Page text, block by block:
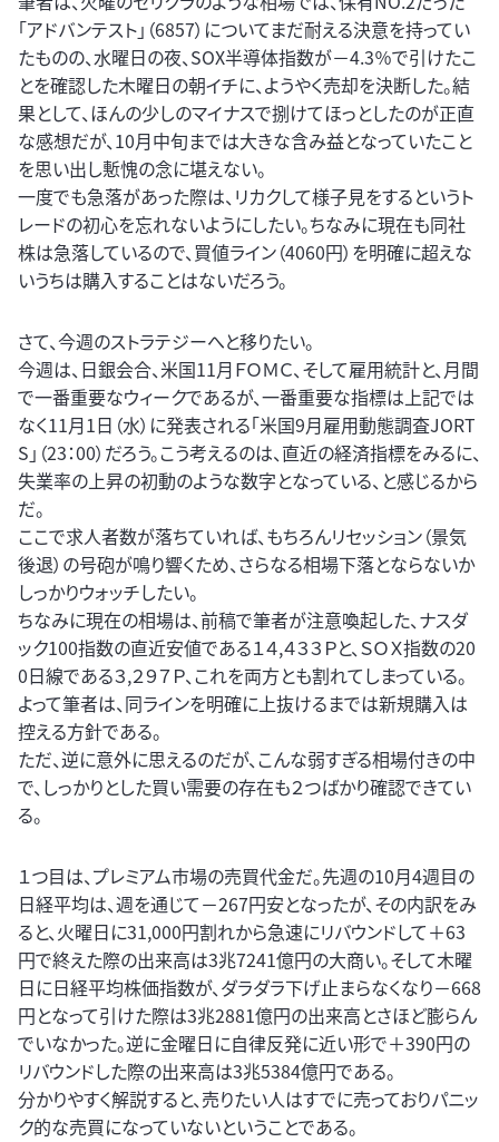
「アドバンテスト」（6857）についてまだ耐える決意を持ってい
たものの、水曜日の夜、SOX半導体指数が－4.3％で引けたこ
とを確認した木曜日の朝イチに、ようやく売却を決断した。結
果として、ほんの少しのマイナスで捌けてほっとしたのが正直
な感想だが、10月中旬までは大きな含み益となっていたこと
を思い出し慙愧の念に堪えない。
一度でも急落があった際は、リカクして様子見をするというト
レードの初心を忘れないようにしたい。ちなみに現在も同社
株は急落しているので、買値ライン（4060円）を明確に超えな
いうちは購入することはないだろう。
さて、今週のストラテジーへと移りたい。
今週は、日銀会合、米国11月ＦＯＭＣ、そして雇用統計と、月間
で一番重要なウィークであるが、一番重要な指標は上記では
なく11月1日（水）に発表される「米国9月雇用動態調査JORT
S」（23：00）だろう。こう考えるのは、直近の経済指標をみるに、
失業率の上昇の初動のような数字となっている、と感じるから
だ。
ここで求人者数が落ちていれば、もちろんリセッション（景気
後退）の号砲が鳴り響くため、さらなる相場下落とならないか
しっかりウォッチしたい。
ちなみに現在の相場は、前稿で筆者が注意喚起した、ナスダ
ック100指数の直近安値である１４,４３３Ｐと、ＳＯＸ指数の20
0日線である３,２９７Ｐ、これを両方とも割れてしまっている。
よって筆者は、同ラインを明確に上抜けるまでは新規購入は
控える方針である。
ただ、逆に意外に思えるのだが、こんな弱すぎる相場付きの中
で、しっかりとした買い需要の存在も２つばかり確認できてい
る。
１つ目は、プレミアム市場の売買代金だ。先週の10月4週目の
日経平均は、週を通じて－267円安となったが、その内訳をみ
ると、火曜日に31,000円割れから急速にリバウンドして＋63
円で終えた際の出来高は3兆7241億円の大商い。そして木曜
日に日経平均株価指数が、ダラダラ下げ止まらなくなり－668
円となって引けた際は3兆2881億円の出来高とさほど膨らん
でいなかった。逆に金曜日に自律反発に近い形で＋390円の
リバウンドした際の出来高は3兆5384億円である。
分かりやすく解説すると、売りたい人はすでに売っておりパニッ
ク的な売買になっていないということである。